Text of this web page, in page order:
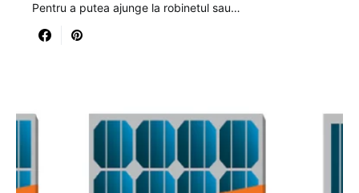
Pentru a putea ajunge la robinetul sau…